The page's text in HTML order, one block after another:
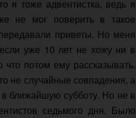
я тоже адвентистка, ведь я
не мог поверить в такое
приветы. Но меня
уже 10 лет не хожу ни в
потом ему рассказывать.
не случайные совпадения, а
ближайшую субботу. Но не в
седьмого дня. Было